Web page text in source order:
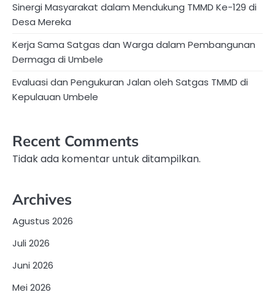
Sinergi Masyarakat dalam Mendukung TMMD Ke-129 di
Desa Mereka
Kerja Sama Satgas dan Warga dalam Pembangunan
Dermaga di Umbele
Evaluasi dan Pengukuran Jalan oleh Satgas TMMD di
Kepulauan Umbele
Recent Comments
Tidak ada komentar untuk ditampilkan.
Archives
Agustus 2026
Juli 2026
Juni 2026
Mei 2026